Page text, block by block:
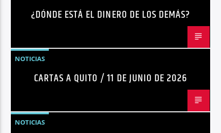
¿DÓNDE ESTÁ EL DINERO DE LOS DEMÁS?
NOTICIAS
CARTAS A QUITO / 11 DE JUNIO DE 2026
NOTICIAS